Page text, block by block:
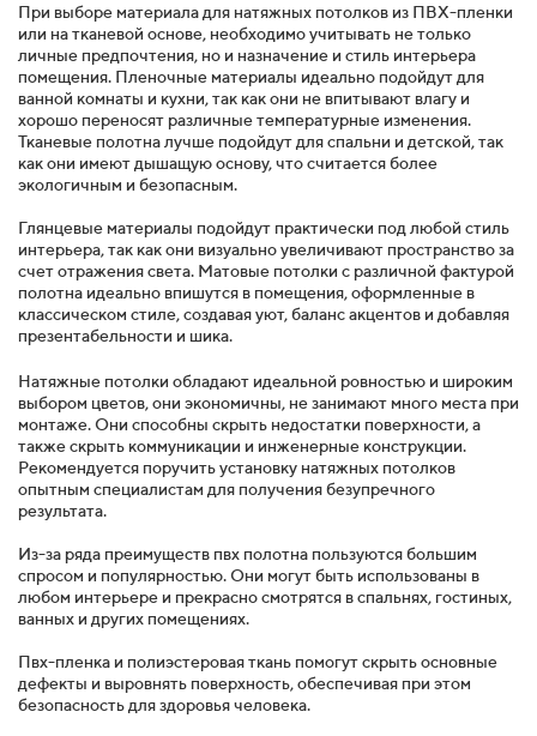
При выборе материала для натяжных потолков из ПВХ-пленки
или на тканевой основе, необходимо учитывать не только
личные предпочтения, но и назначение и стиль интерьера
помещения. Пленочные материалы идеально подойдут для
ванной комнаты и кухни, так как они не впитывают влагу и
хорошо переносят различные температурные изменения.
Тканевые полотна лучше подойдут для спальни и детской, так
как они имеют дышащую основу, что считается более
экологичным и безопасным.
Глянцевые материалы подойдут практически под любой стиль
интерьера, так как они визуально увеличивают пространство за
счет отражения света. Матовые потолки с различной фактурой
полотна идеально впишутся в помещения, оформленные в
классическом стиле, создавая уют, баланс акцентов и добавляя
презентабельности и шика.
Натяжные потолки обладают идеальной ровностью и широким
выбором цветов, они экономичны, не занимают много места при
монтаже. Они способны скрыть недостатки поверхности, а
также скрыть коммуникации и инженерные конструкции.
Рекомендуется поручить установку натяжных потолков
опытным специалистам для получения безупречного
результата.
Из-за ряда преимуществ пвх полотна пользуются большим
спросом и популярностью. Они могут быть использованы в
любом интерьере и прекрасно смотрятся в спальнях, гостиных,
ванных и других помещениях.
Пвх-пленка и полиэстеровая ткань помогут скрыть основные
дефекты и выровнять поверхность, обеспечивая при этом
безопасность для здоровья человека.